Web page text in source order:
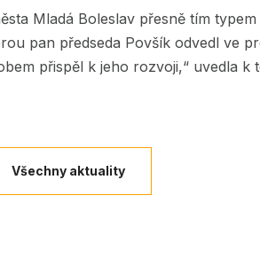
Mladá Boleslav přesně tím
pan předseda Povšík odvedl ve
přispěl k jeho rozvoji,“ uvedla k
Všechny aktuality